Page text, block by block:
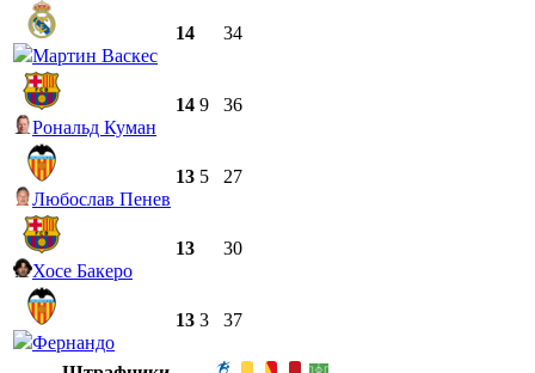
Мартин Васкес
14 34
Рональд Куман
14 9 36
Любослав Пенев
13 5 27
Хосе Бакеро
13 30
Фернандо
13 3 37